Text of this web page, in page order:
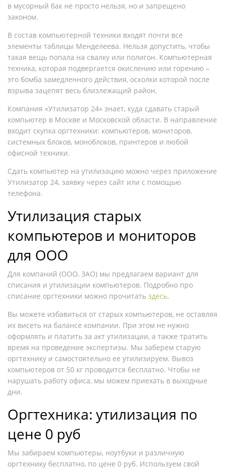
в мусорный бак не просто нельзя, но и запрещено
законом.
В состав компьютерной техники входят почти все
элементы таблицы Менделеева. Нельзя допустить, чтобы
такая вещь попала на свалку или полигон. Компьютерная
техника, которая подвергается окислению или горению –
это бомба замедленного действия, осколки которой после
взрыва зацепят весь близлежащий район.
Компания «Утилизатор 24» знает, куда сдавать старый
компьютер в Москве и Московской области. В направление
входит скупка оргтехники: компьютеров, мониторов,
системных блоков, моноблоков, принтеров и любой
офисной техники.
Сдать компьютер на утилизацию можно через приложение
Утилизатор 24, заявку через сайт или с помощью
телефона.
Утилизация старых
компьютеров и мониторов
для ООО
Для компаний (ООО, ЗАО) мы предлагаем вариант для
списания и утилизации компьютеров. Подробно про
списание оргтехники можно прочитать здесь.
Вы можете избавиться от старых компьютеров, не оставляя
их висеть на балансе компании. При этом не нужно
оформлять и платить за акт утилизации, а также тратить
время на проведение экспертизы. Мы заберем старую
оргтехнику и самостоятельно ее утилизируем. Вывоз
компьютеров от 50 кг проводится бесплатно. Чтобы не
нарушать работу офиса, мы можем приехать в выходные
дни.
Оргтехника: утилизация по
цене 0 руб
Мы забираем компьютеры, ноутбуки и различную
оргтехнику бесплатно, по цене 0 руб. Используем свой